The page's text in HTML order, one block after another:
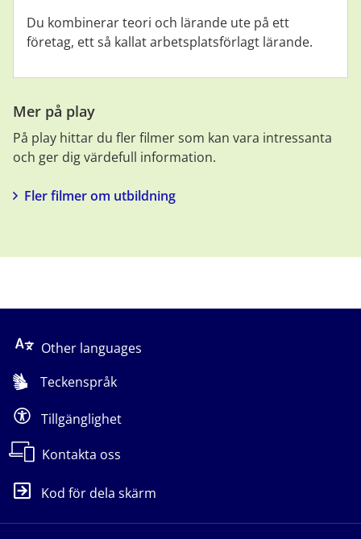
Du kombinerar teori och lärande ute på ett
företag, ett så kallat arbetsplatsförlagt lärande.
Mer på play
På play hittar du fler filmer som kan vara intressanta
och ger dig värdefull information.
Fler filmer om utbildning
Other languages
Teckenspråk
Tillgänglighet
Kontakta oss
Kod för dela skärm